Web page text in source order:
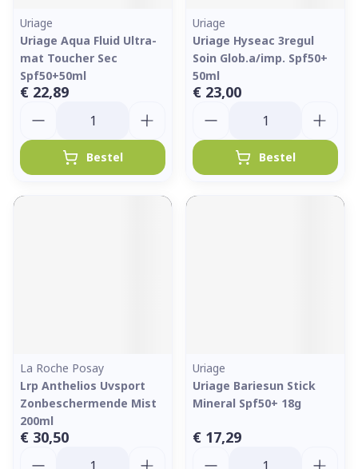
Uriage
Uriage Aqua Fluid Ultra-
mat Toucher Sec
Spf50+50ml
€ 22,89
Bestel
Uriage
Uriage Hyseac 3regul
Soin Glob.a/imp. Spf50+
50ml
€ 23,00
Bestel
La Roche Posay
Lrp Anthelios Uvsport
Zonbeschermende Mist
200ml
€ 30,50
Uriage
Uriage Bariesun Stick
Mineral Spf50+ 18g
€ 17,29